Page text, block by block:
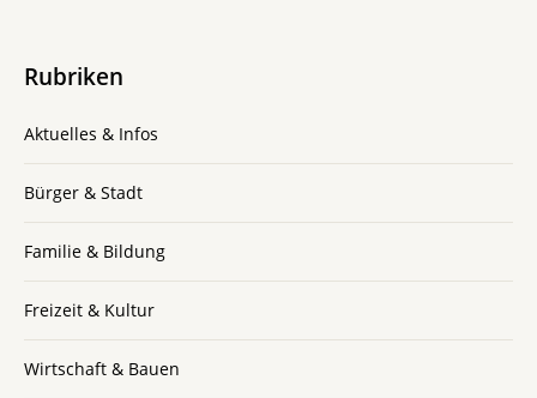
Rubriken
Aktuelles & Infos
Bürger & Stadt
Familie & Bildung
Freizeit & Kultur
Wirtschaft & Bauen